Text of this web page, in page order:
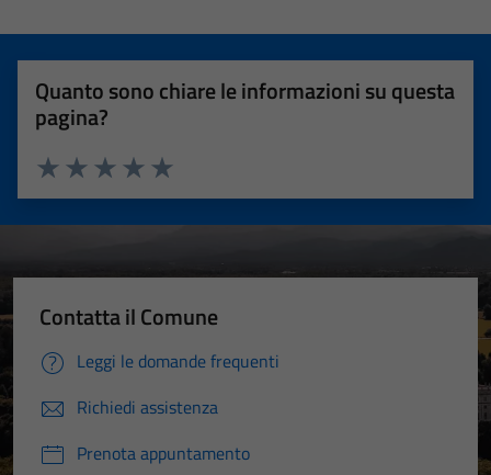
Quanto sono chiare le informazioni su questa
pagina?
Valuta 5 stelle su 5
Valuta 4 stelle su 5
Valuta 3 stelle su 5
Valuta 2 stelle su 5
Valuta 1 stelle su 5
Contatta il Comune
Leggi le domande frequenti
Richiedi assistenza
Prenota appuntamento